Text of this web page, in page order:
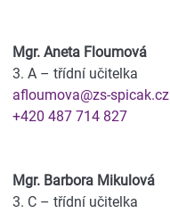
Mgr. Aneta Floumová
3. A – třídní učitelka
afloumova@zs-spicak.cz
+420 487 714 827
Mgr. Barbora Mikulová
3. C – třídní učitelka